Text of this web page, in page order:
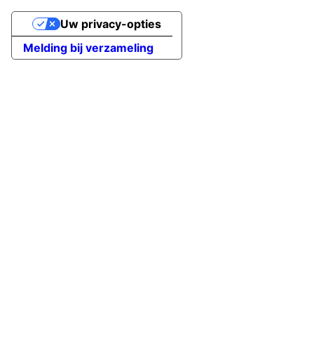
Melding bij verzameling
Uw privacy-opties